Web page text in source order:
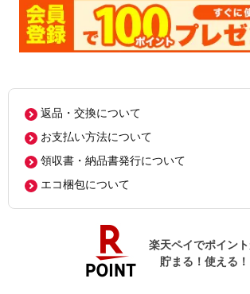
返品・交換について
お支払い方法について
領収書・納品書発行について
エコ梱包について